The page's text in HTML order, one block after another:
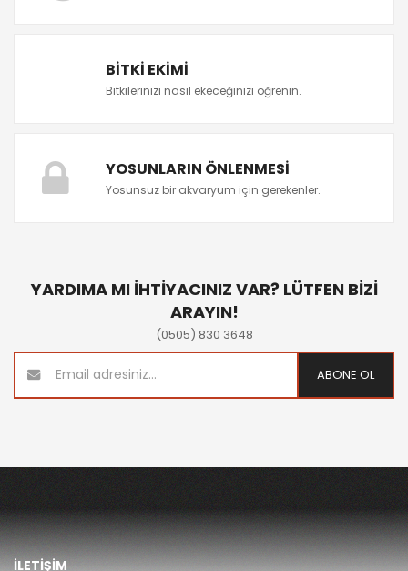
BITKI EKIMI
Bitkilerinizi nasıl ekeceğinizi öğrenin.
YOSUNLARIN ÖNLENMESI
Yosunsuz bir akvaryum için gerekenler.
YARDIMA MI İHTİYACINIZ VAR? LÜTFEN BİZİ
ARAYIN!
(0505) 830 3648
ABONE OL
İLETİŞİM